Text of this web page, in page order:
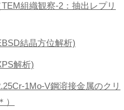
組織観察-2：抽出レプリ
結晶方位解析)
解析)
1Mo-V鋼溶接金属のクリ